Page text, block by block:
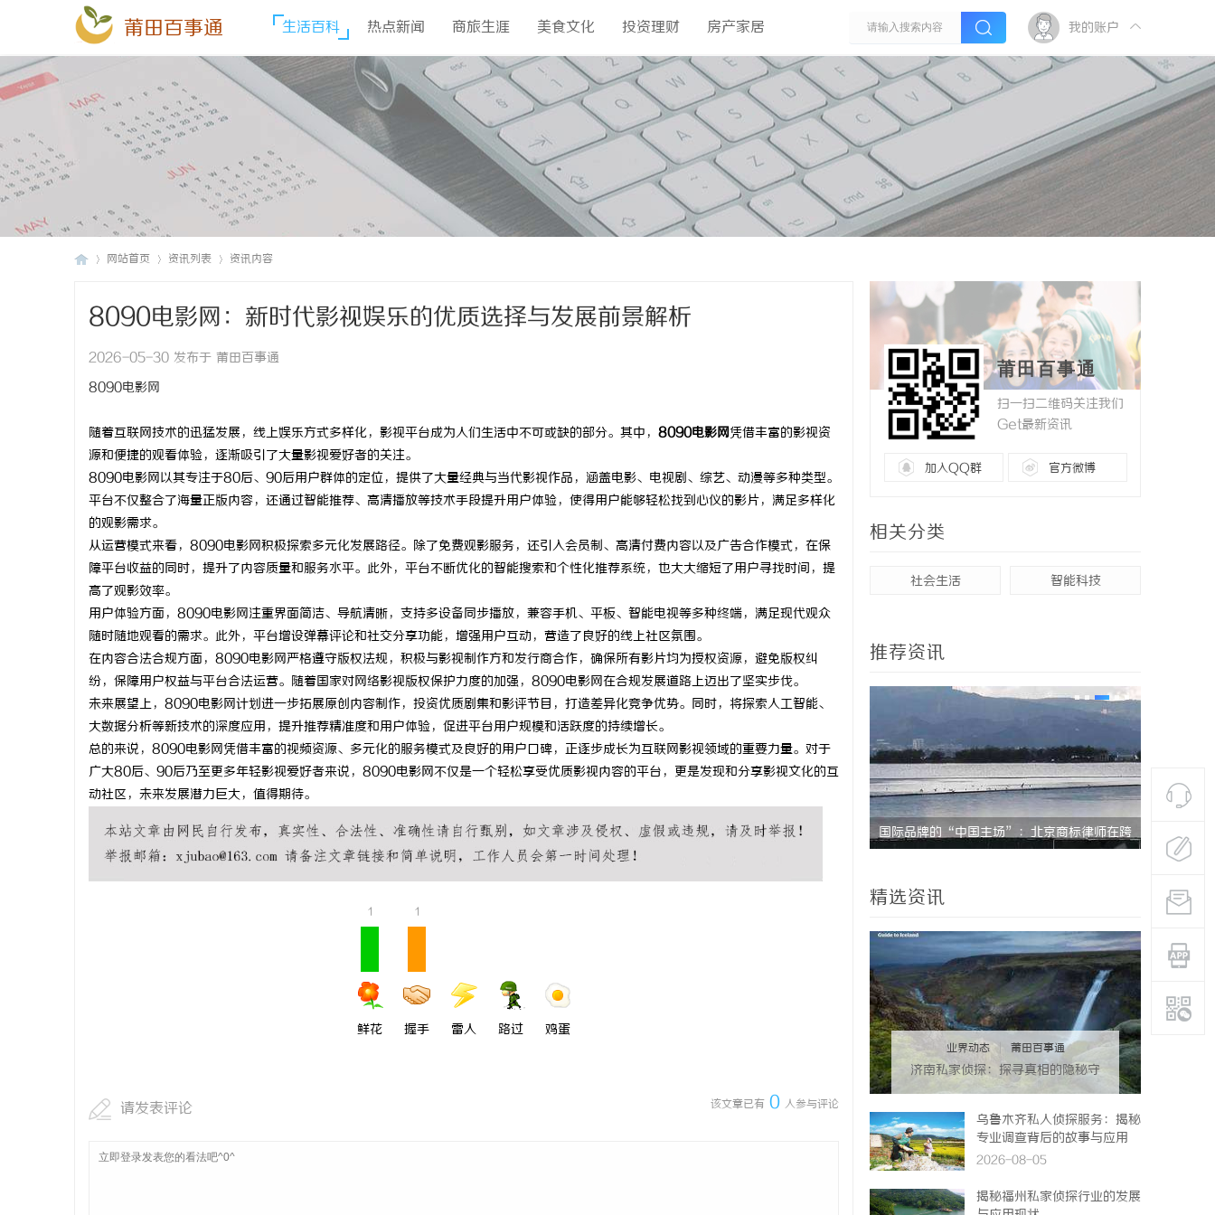
莆田百事通 生活百科 热点新闻 商旅生涯 美食文化 投资理财 房产家居 我的账户
网站首页 资讯列表 资讯内容
8090电影网：新时代影视娱乐的优质选择与发展前景解析
2026-05-30 发布于 莆田百事通
8090电影网
随着互联网技术的迅猛发展，线上娱乐方式多样化，影视平台成为人们生活中不可或缺的部分。其中， 8090电影网凭借丰富的影视资
源和便捷的观看体验，逐渐吸引了大量影视爱好者的关注。
8090电影网以其专注于80后、90后用户群体的定位，提供了大量经典与当代影视作品，涵盖电影、电视剧、综艺、动漫等多种类型。
平台不仅整合了海量正版内容，还通过智能推荐、高清播放等技术手段提升用户体验，使得用户能够轻松找到心仪的影片，满足多样化
的观影需求。
从运营模式来看，8090电影网积极探索多元化发展路径。除了免费观影服务，还引入会员制、高清付费内容以及广告合作模式，在保
障平台收益的同时，提升了内容质量和服务水平。此外，平台不断优化的智能搜索和个性化推荐系统，也大大缩短了用户寻找时间，提
高了观影效率。
用户体验方面，8090电影网注重界面简洁、导航清晰，支持多设备同步播放，兼容手机、平板、智能电视等多种终端，满足现代观众
随时随地观看的需求。此外，平台增设弹幕评论和社交分享功能，增强用户互动，营造了良好的线上社区氛围。
在内容合法合规方面，8090电影网严格遵守版权法规，积极与影视制作方和发行商合作，确保所有影片均为授权资源，避免版权纠
纷，保障用户权益与平台合法运营。随着国家对网络影视版权保护力度的加强，8090电影网在合规发展道路上迈出了坚实步伐。
未来展望上，8090电影网计划进一步拓展原创内容制作，投资优质剧集和影评节目，打造差异化竞争优势。同时，将探索人工智能、
大数据分析等新技术的深度应用，提升推荐精准度和用户体验，促进平台用户规模和活跃度的持续增长。
总的来说，8090电影网凭借丰富的视频资源、多元化的服务模式及良好的用户口碑，正逐步成长为互联网影视领域的重要力量。对于
广大80后、90后乃至更多年轻影视爱好者来说，8090电影网不仅是一个轻松享受优质影视内容的平台，更是发现和分享影视文化的互
动社区，未来发展潜力巨大，值得期待。
1
鲜花
1
握手 雷人 路过 鸡蛋
该文章已有 0 人参与评论
请发表评论
莆田百事通
扫一扫二维码关注我们
Get最新资讯
加入QQ群 官方微博
相关分类
社会生活 智能科技
推荐资讯
Co2打标系列：工业标记的新动能 配件系列：提升单品价值的秘密武器 国际品牌的“中国主场”：北京商标律师在跨 770PF-
精选资讯
业界动态 莆田百事通
济南私家侦探：探寻真相的隐秘守
护者
乌鲁木齐私人侦探服务：揭秘
专业调查背后的故事与应用
2026-08-05
揭秘福州私家侦探行业的发展